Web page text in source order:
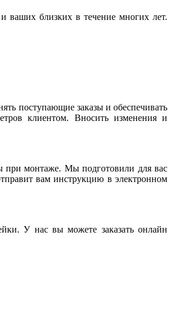
ваших близких в течение многих лет.
поступающие заказы и обеспечивать
клиентом. Вносить изменения и
при монтаже. Мы подготовили для вас
вам инструкцию в электронном
У нас вы можете заказать онлайн